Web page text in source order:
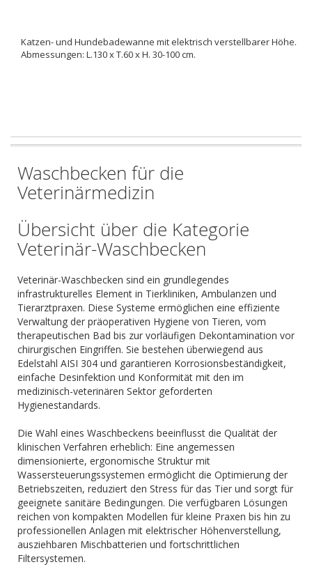
Katzen- und Hundebadewanne mit elektrisch verstellbarer Höhe.
Abmessungen: L.130 x T.60 x H. 30-100 cm.
Waschbecken für die
Veterinärmedizin
Übersicht über die Kategorie
Veterinär-Waschbecken
Veterinär-Waschbecken sind ein grundlegendes
infrastrukturelles Element in Tierkliniken, Ambulanzen und
Tierarztpraxen. Diese Systeme ermöglichen eine effiziente
Verwaltung der präoperativen Hygiene von Tieren, vom
therapeutischen Bad bis zur vorläufigen Dekontamination vor
chirurgischen Eingriffen. Sie bestehen überwiegend aus
Edelstahl AISI 304 und garantieren Korrosionsbeständigkeit,
einfache Desinfektion und Konformität mit den im
medizinisch-veterinären Sektor geforderten
Hygienestandards.
Die Wahl eines Waschbeckens beeinflusst die Qualität der
klinischen Verfahren erheblich: Eine angemessen
dimensionierte, ergonomische Struktur mit
Wassersteuerungssystemen ermöglicht die Optimierung der
Betriebszeiten, reduziert den Stress für das Tier und sorgt für
geeignete sanitäre Bedingungen. Die verfügbaren Lösungen
reichen von kompakten Modellen für kleine Praxen bis hin zu
professionellen Anlagen mit elektrischer Höhenverstellung,
ausziehbaren Mischbatterien und fortschrittlichen
Filtersystemen.